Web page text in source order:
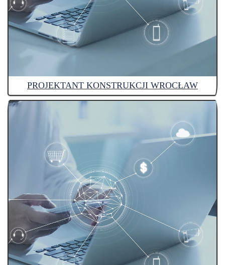
PROJEKTANT KONSTRUKCJI WROCŁAW